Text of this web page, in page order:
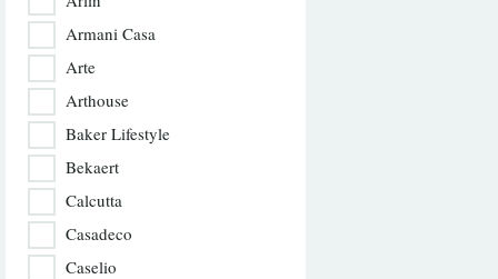
Armani Casa
Arte
Arthouse
Baker Lifestyle
Bekaert
Calcutta
Casadeco
Caselio